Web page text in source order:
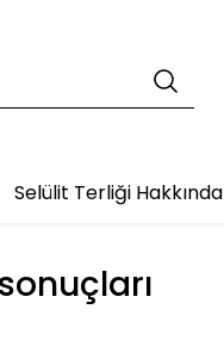
Selülit Terliği Hakkında